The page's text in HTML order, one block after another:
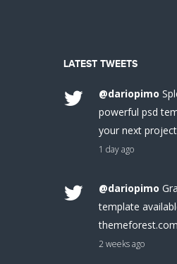
LATEST TWEETS
@dariopimo
powerful psd
your next project
1 day ago
@dariopimo
template
themeforest.com
2 weeks ago